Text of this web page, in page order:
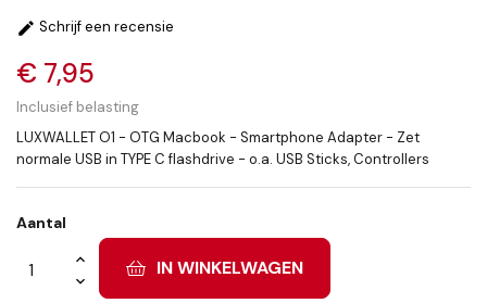
 Schrijf een recensie
€ 7,95
Inclusief belasting
LUXWALLET O1 - OTG Macbook - Smartphone Adapter - Zet
normale USB in TYPE C flashdrive - o.a. USB Sticks, Controllers
Aantal
IN WINKELWAGEN